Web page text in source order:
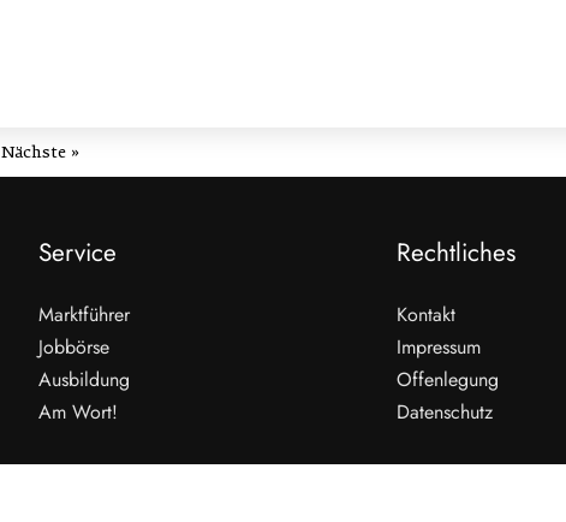
Nächste »
Service
Marktführer
Jobbörse
Ausbildung
Am Wort!
Rechtliches
Kontakt
Impressum
Offenlegung
Datenschutz